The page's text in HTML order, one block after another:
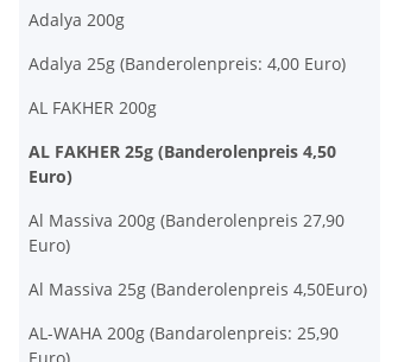
Adalya 200g
Adalya 25g (Banderolenpreis: 4,00 Euro)
AL FAKHER 200g
AL FAKHER 25g (Banderolenpreis 4,50
Euro)
Al Massiva 200g (Banderolenpreis 27,90
Euro)
Al Massiva 25g (Banderolenpreis 4,50Euro)
AL-WAHA 200g (Bandarolenpreis: 25,90